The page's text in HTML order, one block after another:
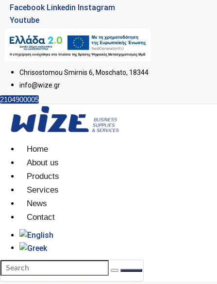
Facebook Linkedin Instagram
Youtube
Chrisostomou Smirnis 6, Moschato, 18344
info@wize.gr
2104900005
Home
About us
Products
Services
News
Contact